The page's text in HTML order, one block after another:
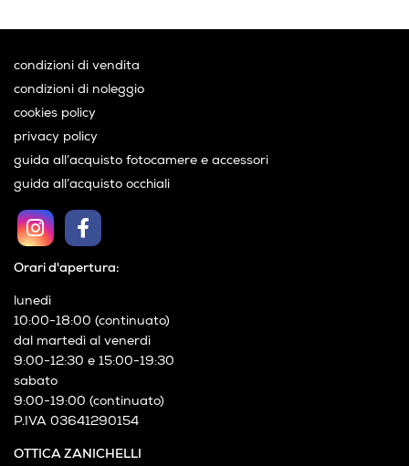
OTTICA ZANICHELLI
Orari d'apertura:
lunedì
10:00-18:00 (continuato)
dal martedì al venerdì
9:00-12:30 e 15:00-19:30
sabato
9:00-19:00 (continuato)
P.IVA 03641290154
condizioni di vendita
condizioni di noleggio
cookies policy
privacy policy
guida all’acquisto fotocamere e accessori
guida all’acquisto occhiali